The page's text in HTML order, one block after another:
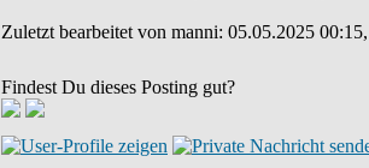
Zuletzt bearbeitet von manni: 05.05.2025
Findest Du dieses Posting gut?